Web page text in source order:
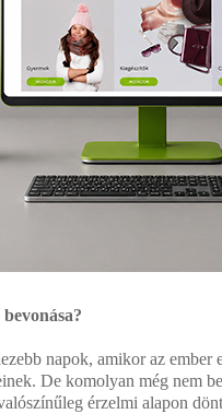
napok, amikor az
De komolyan még nem
érzelmi alapon